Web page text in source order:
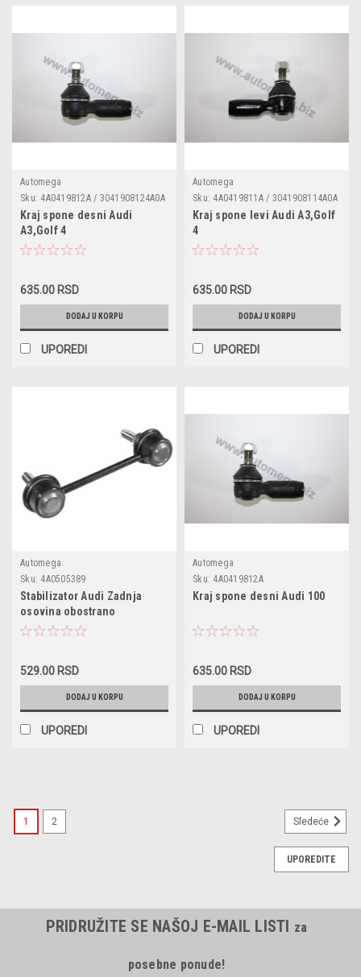
Automega
Sku: 4A0419812A / 3041908124A0A
/ RD2066 / TA1453 / 25270 /
1002902 / 1160208207 / AUES8207
/ G1541 / 915721 / 9006303 /
37337 / 32710008 / 107512 /
Kraj spone desni Audi
A3,Golf 4
635.00 RSD
DODAJ U KORPU
UPOREDI
Automega
Sku: 4A0419811A / 3041908114A0A
/ RS2066 / TA1452 / 25268 /
1160208206 / AUES8206 / G1540 /
915720 / 9006304 / 37336 /
32710009 / 107511 / JTE137
Kraj spone levi Audi A3,Golf
4
635.00 RSD
DODAJ U KORPU
UPOREDI
Automega
Sku: 4A0505389
Stabilizator Audi Zadnja
osovina obostrano
529.00 RSD
DODAJ U KORPU
UPOREDI
Automega
Sku: 4A0419812A
Kraj spone desni Audi 100
635.00 RSD
DODAJ U KORPU
UPOREDI
1 2 Sledeće
UPOREDITE
PRIDRUŽITE SE NAŠOJ E-MAIL LISTI za
posebne ponude!